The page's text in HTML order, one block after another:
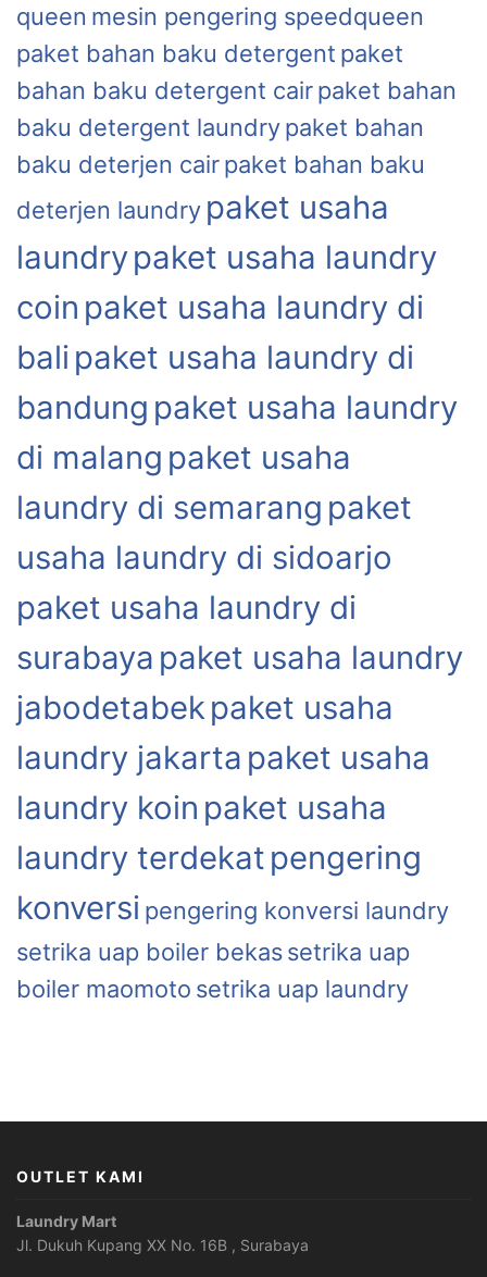
queen mesin pengering speedqueen
paket bahan baku detergent paket
bahan baku detergent cairpaket bahan
baku detergent laundrypaket bahan
baku deterjen cairpaket bahan baku
deterjen laundry paket usaha
laundrypaket usaha laundry
coin paket usaha laundry di
bali paket usaha laundry di
bandung paket usaha laundry
di malang paket usaha
laundry di semarang paket
usaha laundry di sidoarjo
paket usaha laundry di
surabaya paket usaha laundry
jabodetabek paket usaha
laundry jakarta paket usaha
laundry koin paket usaha
laundry terdekat pengering
konversi pengering konversi laundry
setrika uap boiler bekassetrika uap
boiler maomoto setrika uap laundry
OUTLET KAMI
Laundry Mart
Jl. Dukuh Kupang XX No. 16B , Surabaya